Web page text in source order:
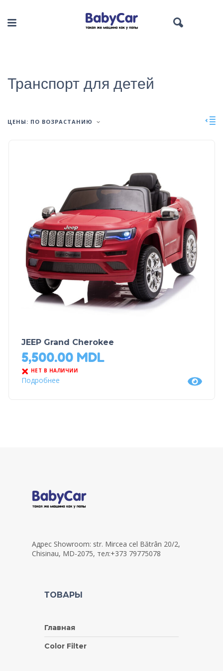
Транспорт для детей
ЦЕНЫ: ПО ВОЗРАСТАНИЮ
JEEP Grand Cherokee
5,500.00 MDL
НЕТ В НАЛИЧИИ
Подробнее
Адрес Showroom: str. Mircea cel Bătrân 20/2,
Chisinau, MD-2075, тел:+373 79775078
ТОВАРЫ
Главная
Color Filter